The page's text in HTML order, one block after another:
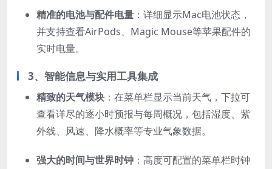
精准的电池与配件电量 ：详细显示Mac电池状态，
并支持查看AirPods、Magic Mouse等苹果配件的
实时电量。
3、 智能信息与实用工具集成
精致的天气模块 ：在菜单栏显示当前天气，下拉可
查看详尽的逐小时预报与每周概况，包括湿度、紫
外线、风速、降水概率等专业气象数据。
强大的时间与世界时钟 ：高度可配置的菜单栏时钟